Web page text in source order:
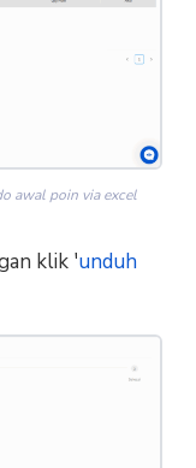
awal poin via excel
klik 'unduh